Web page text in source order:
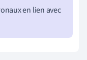
en lien avec